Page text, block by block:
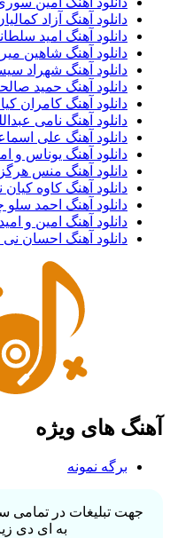
دانلود آهنگ آزاد
دانلود آهنگ امید
دانلود آهنگ شاهین
دانلود آهنگ شهراد
دانلود آهنگ حمید
دانلود آهنگ کامران کیا
دانلود آهنگ نامی
دانلود آهنگ علی
دانلود آهنگ یوناس و
دانلود آهنگ منس هرگز
دانلود آهنگ کاوه
دانلود آهنگ احمد
دانلود آهنگ امین و
دانلود آهنگ احسان
آهنگ های ویژه
برگه نمونه
جهت تبلیغات در
به ای دی